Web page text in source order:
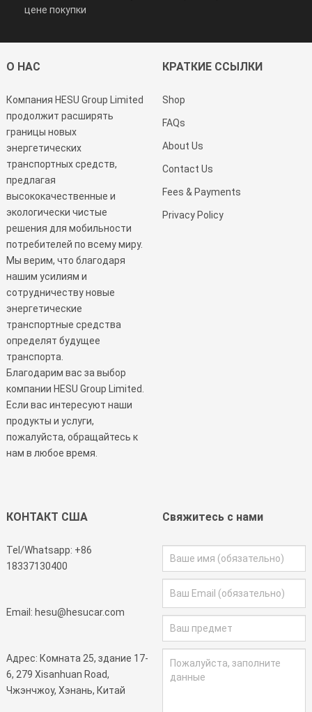
цене покупки
О НАС
Компания HESU Group Limited
продолжит расширять
границы новых
энергетических
транспортных средств,
предлагая
высококачественные и
экологически чистые
решения для мобильности
потребителей по всему миру.
Мы верим, что благодаря
нашим усилиям и
сотрудничеству новые
энергетические
транспортные средства
определят будущее
транспорта.
Благодарим вас за выбор
компании HESU Group Limited.
Если вас интересуют наши
продукты и услуги,
пожалуйста, обращайтесь к
нам в любое время.
КРАТКИЕ ССЫЛКИ
Shop
FAQs
About Us
Contact Us
Fees & Payments
Privacy Policy
КОНТАКТ США
Tel/Whatsapp: +86
18337130400
Email: hesu@hesucar.com
Адрес: Комната 25, здание 17-
6, 279 Xisanhuan Road,
Чжэнчжоу, Хэнань, Китай
Свяжитесь с нами